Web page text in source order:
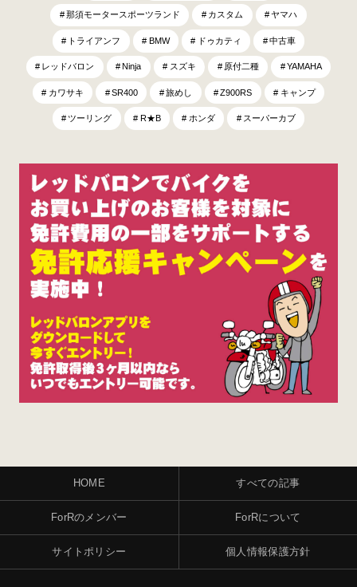
那須モータースポーツランド カスタム ヤマハ
トライアンフ BMW ドゥカティ 中古車
レッドバロン Ninja スズキ 原付二種 YAMAHA
カワサキ SR400 旅めし Z900RS キャンプ
ツーリング R★B ホンダ スーパーカブ
HOME すべての記事
ForRのメンバー ForRについて
サイトポリシー 個人情報保護方針